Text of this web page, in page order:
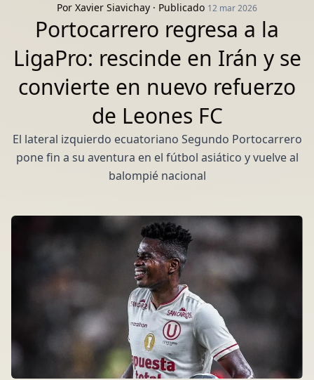
Por Xavier Siavichay · Publicado 12 mar 2026
Portocarrero regresa a la
LigaPro: rescinde en Irán y se
convierte en nuevo refuerzo
de Leones FC
El lateral izquierdo ecuatoriano Segundo Portocarrero
pone fin a su aventura en el fútbol asiático y vuelve al
balompié nacional